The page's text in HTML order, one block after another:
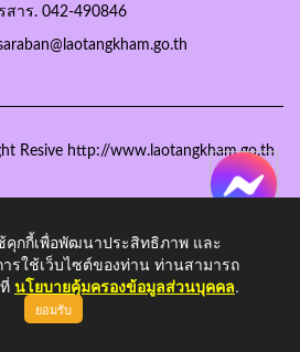
สาร. 042-490846
Resive http://www.laotangkham.go.th
คุกกี้เพื่อพัฒนาประสิทธิภาพ และ
รใช้เว็บไซต์ของท่าน ท่านสามารถ
นโยบายคุ้มครองข้อมูลส่วนบุคคล.
ยอมรับ